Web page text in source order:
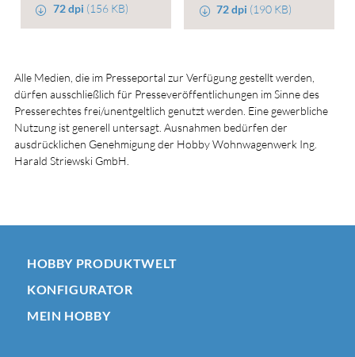
72 dpi (156 KB) 72 dpi (190 KB)
Alle Medien, die im Presseportal zur Verfügung gestellt werden,
dürfen ausschließlich für Presseveröffentlichungen im Sinne des
Presserechtes frei/unentgeltlich genutzt werden. Eine gewerbliche
Nutzung ist generell untersagt. Ausnahmen bedürfen der
ausdrücklichen Genehmigung der Hobby Wohnwagenwerk Ing.
Harald Striewski GmbH.
HOBBY PRODUKTWELT
KONFIGURATOR
MEIN HOBBY